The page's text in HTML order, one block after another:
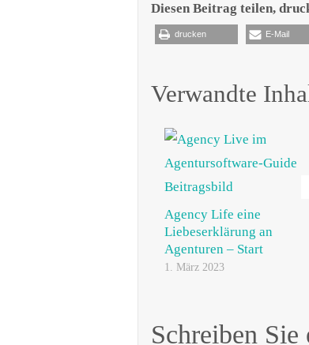
Diesen Beitrag teilen,
drucken E-Mail
Verwandte
Agency Life eine
Liebeserklärung an
Agenturen – Start
1. März 2023
Schreiben